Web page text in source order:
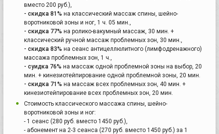
вместо 200 руб.),
- скидка 81% на классический массаж спины, шейно-
воротниковой зоны и ног, 1 ч. 05 мин.,
- скидка 77% на ролико-вакумный массаж, 30 мин. +
классический ручной массаж проблемных зон, 30 мин.,
- скидка 83% на сеанс антицеллюлитного (лимфодренажного)
массажа проблемных зон, 1 ч.,
- суидка 76% на массаж одной проблемной зоны на выбор, 20
мин. + кинезиотейпирование одной проблемной зоны, 20 мин.
- скидка 71% на массаж всех проблемных зон, 40 мин. +
кинезиотейпирование всех проблемных зон, 20 мин.
Стоимость классического массажа спины, шейно-
воротниковой зоны и ног:
- 1 сеанс (280 руб. вместо 1450 руб.),
- абонемент на 2-3 сеанса (270 руб. вместо 1450 руб.) за 1